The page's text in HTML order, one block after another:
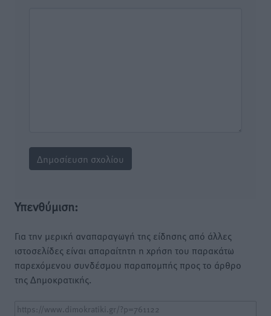
Υπενθύμιση:
Για την μερική αναπαραγωγή της είδησης από άλλες
ιστοσελίδες είναι απαραίτητη η χρήση του παρακάτω
παρεχόμενου συνδέσμου παραπομπής προς το άρθρο
της Δημοκρατικής.